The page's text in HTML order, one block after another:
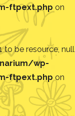
ftpext.php on
to be resource, null
wp-
ftpext.php on